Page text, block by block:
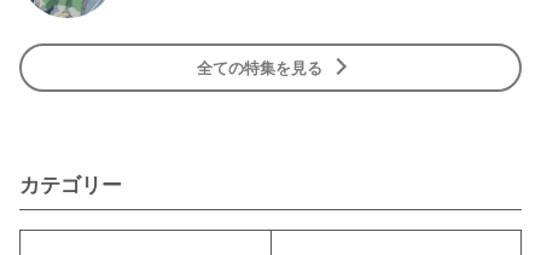
全ての特集を見る
カテゴリー